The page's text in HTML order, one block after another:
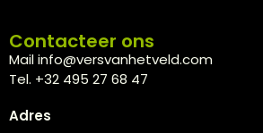
Contacteer ons
Mail info@versvanhetveld.com
Tel. +32 495 27 68 47
Adres